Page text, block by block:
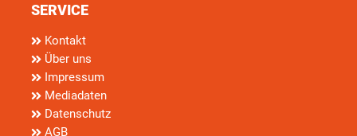
SERVICE
Kontakt
Über uns
Impressum
Mediadaten
Datenschutz
AGB